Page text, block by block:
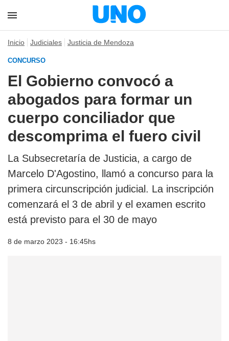
Inicio Judiciales Justicia de Mendoza
CONCURSO
El Gobierno convocó a
abogados para formar un
cuerpo conciliador que
descomprima el fuero civil
La Subsecretaría de Justicia, a cargo de
Marcelo D'Agostino, llamó a concurso para la
primera circunscripción judicial. La inscripción
comenzará el 3 de abril y el examen escrito
está previsto para el 30 de mayo
8 de marzo 2023 - 16:45hs